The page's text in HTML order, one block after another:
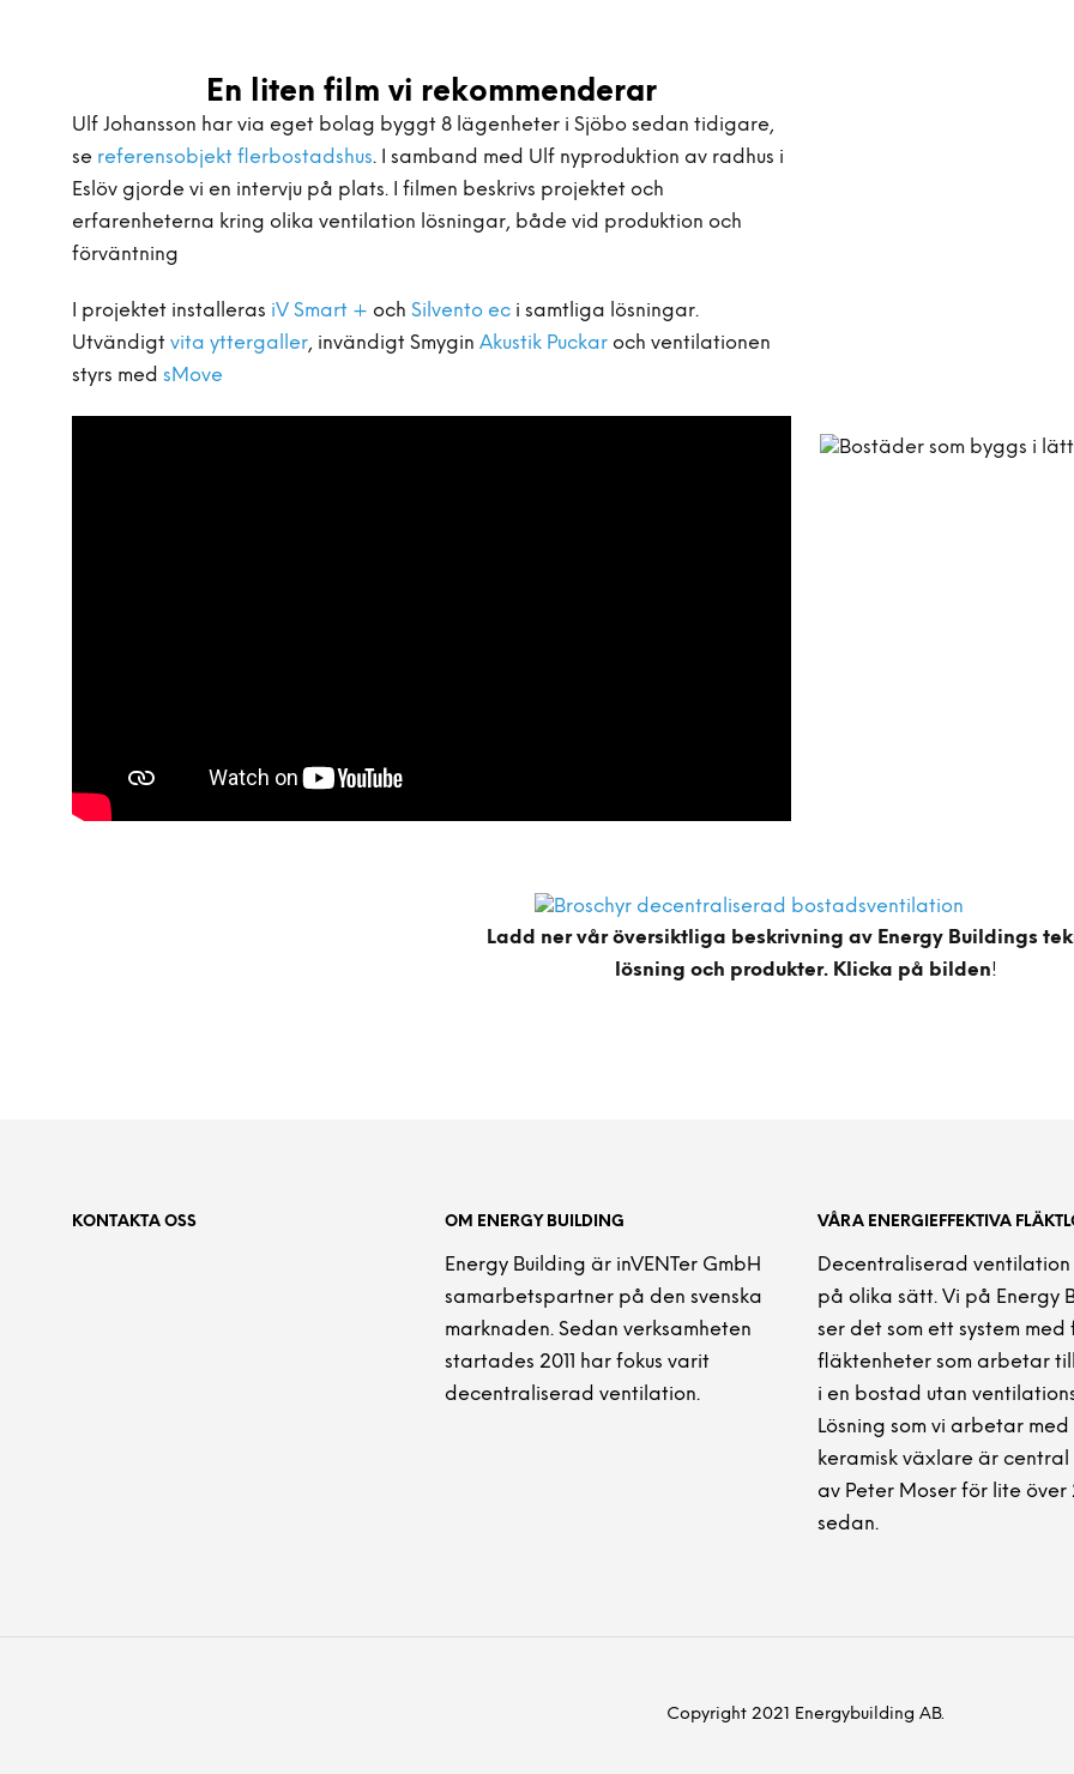
En liten film vi rekommenderar
Ulf Johansson har via eget bolag byggt 8 lägenheter i Sjöbo sedan tidigare,
se referensobjekt flerbostadshus. I samband med Ulf nyproduktion av radhus i
Eslöv gjorde vi en intervju på plats. I filmen beskrivs projektet och
erfarenheterna kring olika ventilation lösningar, både vid produktion och
förväntning
I projektet installeras iV Smart + och Silvento ec i samtliga lösningar.
Utvändigt vita yttergaller, invändigt Smygin Akustik Puckar och ventilationen
styrs med sMove
Ladd ner vår översiktliga beskrivning av Energy Buildings
lösning och produkter. Klicka på bilden!
KONTAKTA OSS OM ENERGY BUILDING
Energy Building är inVENTer GmbH
samarbetspartner på den svenska
marknaden. Sedan verksamheten
startades 2011 har fokus varit
decentraliserad ventilation.
VÅRA ENERGIEFFEKTIVA
Decentraliserad ventilation
på olika sätt. Vi på Energy
ser det som ett system med
fläktenheter som arbetar
i en bostad utan
Lösning som vi arbetar
keramisk växlare är central
av Peter Moser för lite över
sedan.
Copyright 2021 Energybuilding AB.